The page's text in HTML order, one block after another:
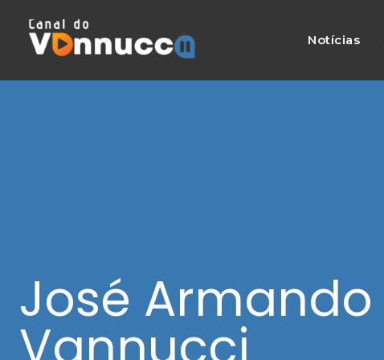
Notícias
José Armando